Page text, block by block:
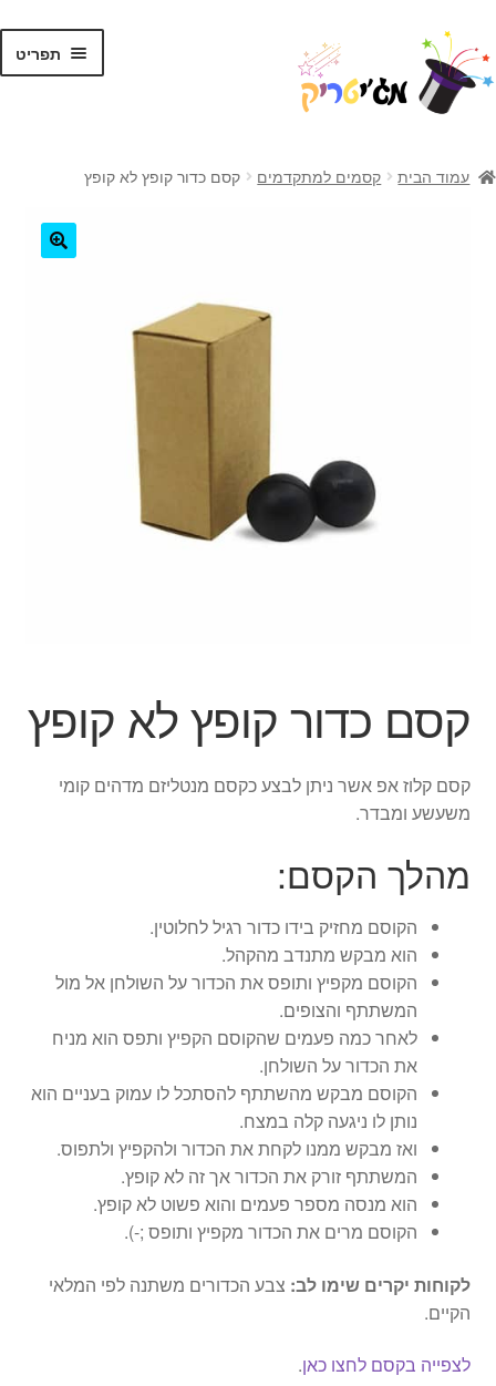
דלג
לניווט
לדלג
לתוכן
תפריט
עמוד הבית קסמים למתקדמים קסם כדור קופץ לא קופץ
קסם כדור קופץ לא קופץ
קסם קלוז אפ אשר ניתן לבצע כקסם מנטליזם מדהים קומי
משעשע ומבדר.
מהלך הקסם:
הקוסם מחזיק בידו כדור רגיל לחלוטין.
הוא מבקש מתנדב מהקהל.
הקוסם מקפיץ ותופס את הכדור על השולחן אל מול
המשתתף והצופים.
לאחר כמה פעמים שהקוסם הקפיץ ותפס הוא מניח
את הכדור על השולחן.
הקוסם מבקש מהשתתף להסתכל לו עמוק בעניים הוא
נותן לו ניגעה קלה במצח.
ואז מבקש ממנו לקחת את הכדור ולהקפיץ ולתפוס.
המשתתף זורק את הכדור אך זה לא קופץ.
הוא מנסה מספר פעמים והוא פשוט לא קופץ.
הקוסם מרים את הכדור מקפיץ ותופס ;-).
לקוחות יקרים שימו לב: צבע הכדורים משתנה לפי המלאי
הקיים.
לצפייה בקסם לחצו כאן.